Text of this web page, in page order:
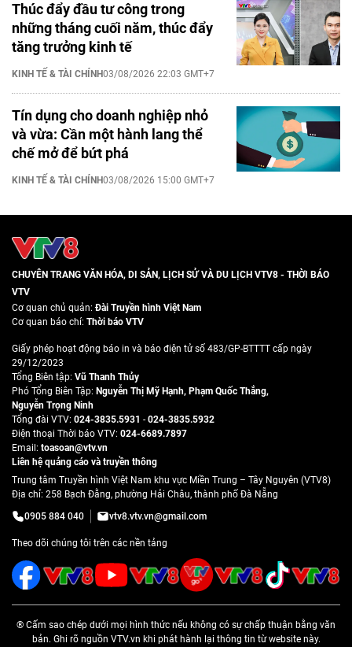
Thúc đẩy đầu tư công trong
những tháng cuối năm, thúc đẩy
tăng trưởng kinh tế
KINH TẾ & TÀI CHÍNH03/08/2026 22:03 GMT+7
Tín dụng cho doanh nghiệp nhỏ
và vừa: Cần một hành lang thể
chế mở để bứt phá
KINH TẾ & TÀI CHÍNH03/08/2026 15:00 GMT+7
CHUYÊN TRANG VĂN HÓA, DI SẢN, LỊCH SỬ VÀ DU LỊCH VTV8 - THỜI BÁO
VTV
Cơ quan chủ quản:Đài Truyền hình Việt Nam
Cơ quan báo chí: Thời báo VTV
Giấy phép hoạt động báo in và báo điện tử số 483/GP-BTTTT cấp ngày
29/12/2023
Tổng Biên tập: Vũ Thanh Thủy
Phó Tổng Biên Tập: Nguyễn Thị Mỹ Hạnh, Phạm Quốc Thắng,
Nguyễn Trọng Ninh
Tổng đài VTV: 024-3835.5931 - 024-3835.5932
Ðiện thoại Thời báo VTV: 024-6689.7897
Email: toasoan@vtv.vn
Liên hệ quảng cáo và truyền thông
Trung tâm Truyền hình Việt Nam khu vực Miền Trung – Tây Nguyên (VTV8)
Địa chỉ: 258 Bạch Đằng, phường Hải Châu, thành phố Đà Nẵng
0905 884 040
vtv8.vtv.vn@gmail.com
Theo dõi chúng tôi trên các nền tảng
® Cấm sao chép dưới mọi hình thức nếu không có sự chấp thuận bằng văn
bản. Ghi rõ nguồn VTV.vn khi phát hành lại thông tin từ website này.